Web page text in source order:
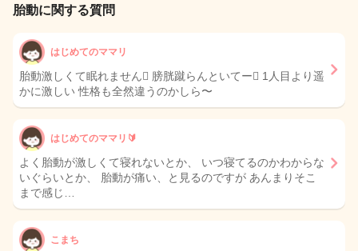
胎動に関する質問
はじめてのママリ
胎動激しくて眠れません🫩 膀胱蹴らんといてー🫩 1人目より遥
かに激しい 性格も全然違うのかしら〜
はじめてのママリ🔰
よく胎動が激しくて寝れないとか、 いつ寝てるのかわからな
いぐらいとか、 胎動が痛い、と見るのですが あんまりそこ
まで感じ…
こまち